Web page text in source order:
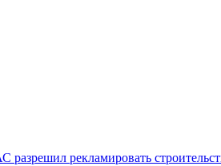
разрешил рекламировать